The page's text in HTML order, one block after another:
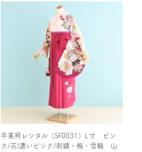
卒業袴レンタル（SF0031）L寸 ピン
ク/花|濃いピンク/刺繍・梅・雪輪 山